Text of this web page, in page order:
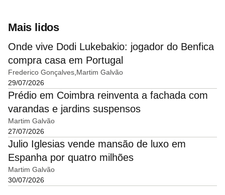
Mais lidos
Onde vive Dodi Lukebakio: jogador do Benfica
compra casa em Portugal
Frederico Gonçalves Martim Galvão
29/07/2026
Prédio em Coimbra reinventa a fachada com
varandas e jardins suspensos
Martim Galvão
27/07/2026
Julio Iglesias vende mansão de luxo em
Espanha por quatro milhões
Martim Galvão
30/07/2026